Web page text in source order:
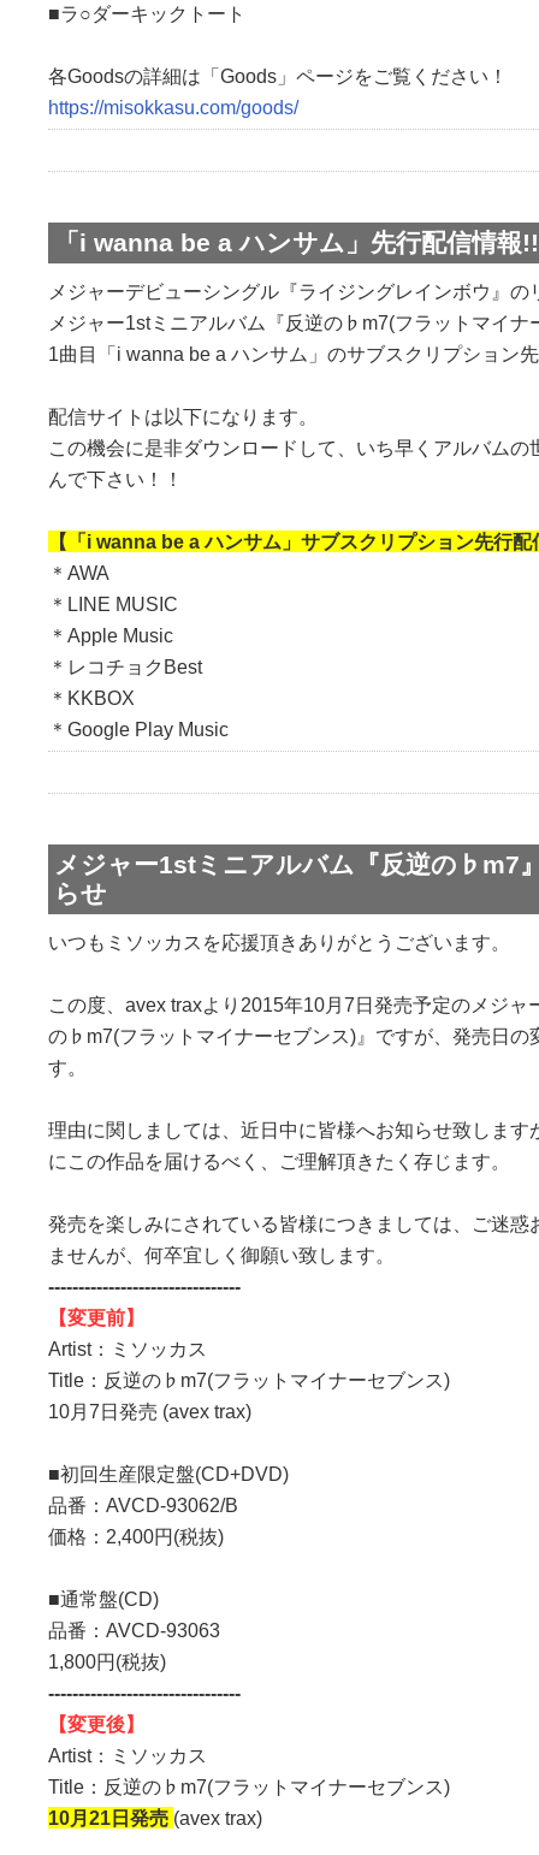
■ラ○ダーキックトート
各Goodsの詳細は「Goods」ページをご覧ください！
https://misokkasu.com/goods/
「i wanna be a ハンサム」先行配信情報!!
メジャーデビューシングル『ライジングレインボウ』の
メジャー1stミニアルバム『反逆の♭m7(フラットマイナ
1曲目「i wanna be a ハンサム」のサブスクリプション
配信サイトは以下になります。
この機会に是非ダウンロードして、いち早くアルバムの
んで下さい！！
【「i wanna be a ハンサム」サブスクリプション先行配
＊AWA
＊LINE MUSIC
＊Apple Music
＊レコチョクBest
＊KKBOX
＊Google Play Music
メジャー1stミニアルバム『反逆の♭m7
らせ
いつもミソッカスを応援頂きありがとうございます。
この度、avex traxより2015年10月7日発売予定のメジャ
の♭m7(フラットマイナーセブンス)』ですが、発売日の
す。
理由に関しましては、近日中に皆様へお知らせ致します
にこの作品を届けるべく、ご理解頂きたく存じます。
発売を楽しみにされている皆様につきましては、ご迷惑
ませんが、何卒宜しく御願い致します。
--------------------------------
【変更前】
Artist：ミソッカス
Title：反逆の♭m7(フラットマイナーセブンス)
10月7日発売 (avex trax)
■初回生産限定盤(CD+DVD)
品番：AVCD-93062/B
価格：2,400円(税抜)
■通常盤(CD)
品番：AVCD-93063
1,800円(税抜)
--------------------------------
【変更後】
Artist：ミソッカス
Title：反逆の♭m7(フラットマイナーセブンス)
10月21日発売 (avex trax)